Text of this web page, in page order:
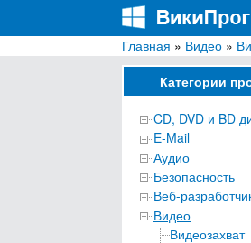
ВикиПрограммы
Энциклопедия
Главная » Видео »
Категории
CD, DVD и BD
E-Mail
Аудио
Безопасность
Веб-
Видео
Видеозахват